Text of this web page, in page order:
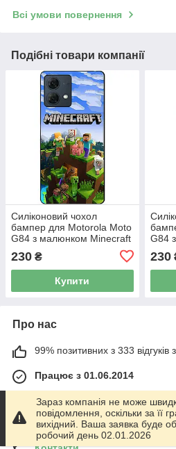
Всі умови повернення
Подібні товари компанії
Силіконовий чохол
бампер для Motorola Moto
G84 з малюнком Minecraft
230 ₴
Купити
G84
230
Про нас
99% позитивних з 333 відгуків
Працює з 01.06.2014
м. Харків
График работы 10.00-17.00.
выходной!, Харків, Україна
Зараз компанія не може
повідомлення, оскільки за її
вихідний. Ваша заявка буде
робочий день 02.01.2026